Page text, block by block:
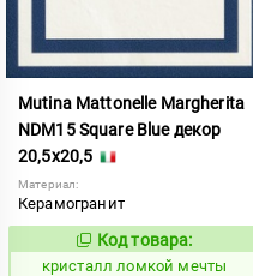
Mutina Mattonelle Margherita
NDM15 Square Blue декор
20,5x20,5
Материал:
Керамогранит
818551
Код товара:
кристалл ломкой мечты